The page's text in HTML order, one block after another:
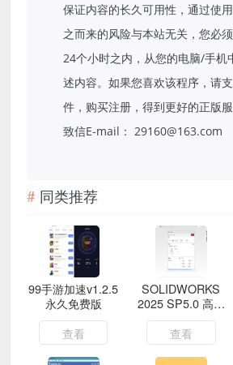
保证内容的长久可用性，通过使
之而来的风险与本站无关，您必
24个小时之内，从您的电脑/手机
述内容。如果您喜欢该程序，请
件，购买注册，得到更好的正版
致信E-mail： 29160@163.com
同类推荐
99手游加速v1.2.5
永久免费版
查看
SOLIDWORKS
2025 SP5.0 高级
版
查看